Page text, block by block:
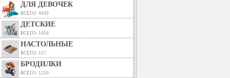
ДЛЯ ДЕВОЧЕК
ВСЕГО: 4430
ДЕТСКИЕ
ВСЕГО: 1410
НАСТОЛЬНЫЕ
ВСЕГО: 157
БРОДИЛКИ
ВСЕГО: 1210